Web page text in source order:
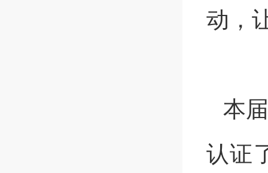
动，
本
认证